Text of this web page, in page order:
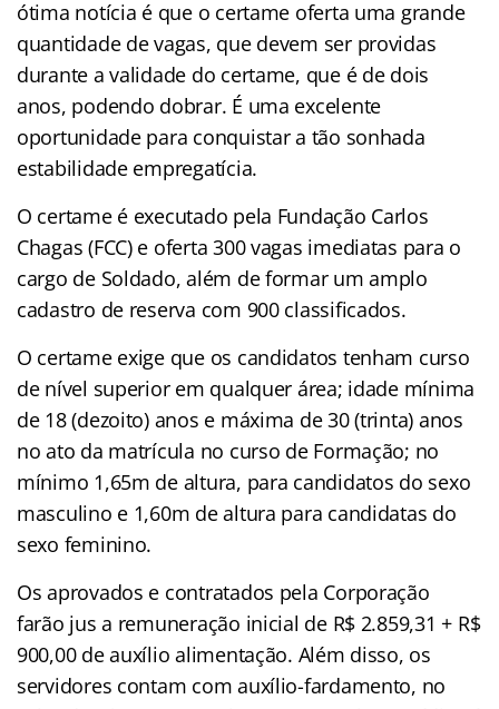
ótima notícia é que o certame oferta uma grande
quantidade de vagas, que devem ser providas
durante a validade do certame, que é de dois
anos, podendo dobrar. É uma excelente
oportunidade para conquistar a tão sonhada
estabilidade empregatícia.
O certame é executado pela Fundação Carlos
Chagas (FCC) e oferta 300 vagas imediatas para o
cargo de Soldado, além de formar um amplo
cadastro de reserva com 900 classificados.
O certame exige que os candidatos tenham curso
de nível superior em qualquer área; idade mínima
de 18 (dezoito) anos e máxima de 30 (trinta) anos
no ato da matrícula no curso de Formação; no
mínimo 1,65m de altura, para candidatos do sexo
masculino e 1,60m de altura para candidatas do
sexo feminino.
Os aprovados e contratados pela Corporação
farão jus a remuneração inicial de R$ 2.859,31 + R$
900,00 de auxílio alimentação. Além disso, os
servidores contam com auxílio-fardamento, no